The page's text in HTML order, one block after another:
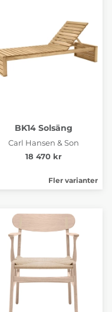
BK14 Solsäng
Carl Hansen & Son
18 470 kr
Fler varianter